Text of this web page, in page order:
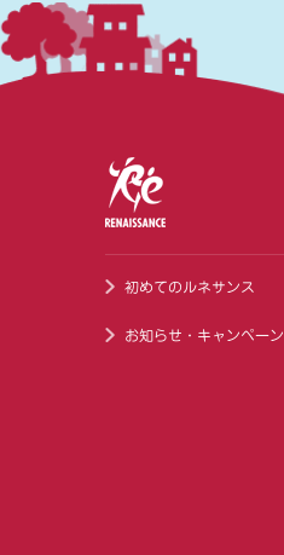
初めてのルネサンス
お知らせ・キャンペーン